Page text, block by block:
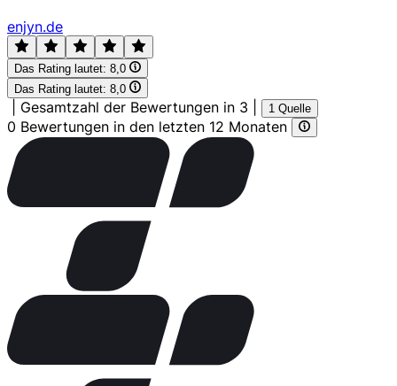
enjyn.de
Das Rating lautet: 8,0
Das Rating lautet: 8,0
Gesamtzahl der Bewertungen in 3 1 Quelle
0 Bewertungen in den letzten 12 Monaten